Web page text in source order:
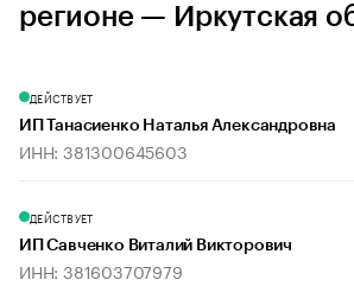
регионе — Иркутская
ДЕЙСТВУЕТ
ИП Танасиенко Наталья Александровна
ИНН: 381300645603
ДЕЙСТВУЕТ
ИП Савченко Виталий Викторович
ИНН: 381603707979